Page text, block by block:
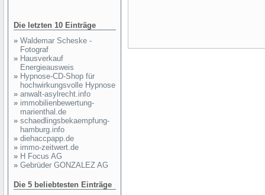
Die letzten 10 Einträge
» Waldemar Scheske -
Fotograf
» Hausverkauf
Energieausweis
» Hypnose-CD-Shop für
hochwirkungsvolle Hypnose
» anwalt-asylrecht.info
» immobilienbewertung-
marienthal.de
» schaedlingsbekaempfung-
hamburg.info
» diehaccpapp.de
» immo-zeitwert.de
» H Focus AG
» Gebrüder GONZALEZ AG
Die 5 beliebtesten Einträge